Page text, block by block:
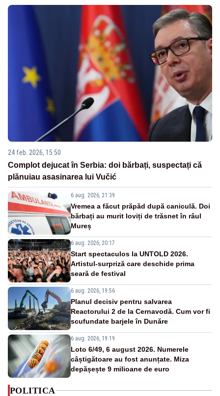
24 feb. 2026, 15:50
Complot dejucat în Serbia: doi bărbați, suspectați că
plănuiau asasinarea lui Vučić
6 aug. 2026, 21:39
Vremea a făcut prăpăd după caniculă. Doi
bărbați au murit loviți de trăsnet în râul
Mureș
6 aug. 2026, 20:17
Start spectaculos la UNTOLD 2026.
Artistul-surpriză care deschide prima
seară de festival
6 aug. 2026, 19:56
Planul decisiv pentru salvarea
Reactorului 2 de la Cernavodă. Cum vor fi
scufundate barjele în Dunăre
6 aug. 2026, 19:19
Loto 6/49, 6 august 2026. Numerele
câștigătoare au fost anunțate. Miza
depășește 9 milioane de euro
POLITICA